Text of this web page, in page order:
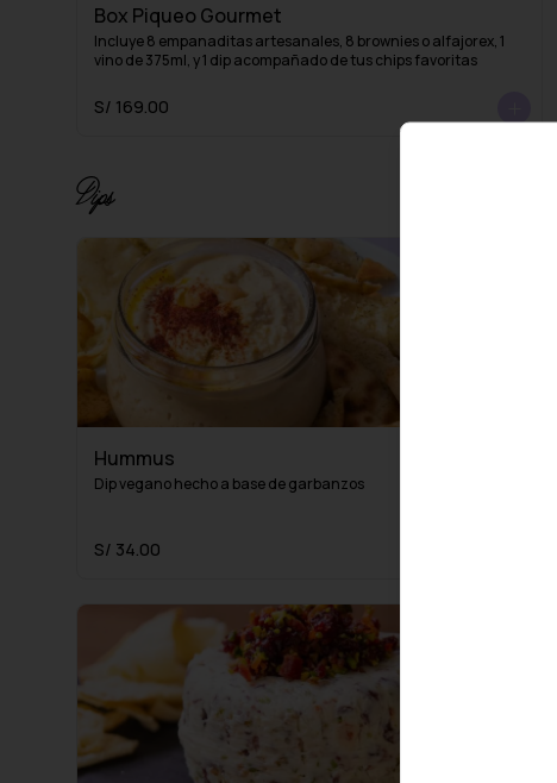
Box Piqueo Gourmet
Incluye 8 empanaditas artesanales, 8 brownies o alfajorex, 1
vino de 375ml, y 1 dip acompañado de tus chips favoritas
S/ 169.00
Dips
Hummus
Dip vegano hecho a base de garbanzos
S/ 34.00